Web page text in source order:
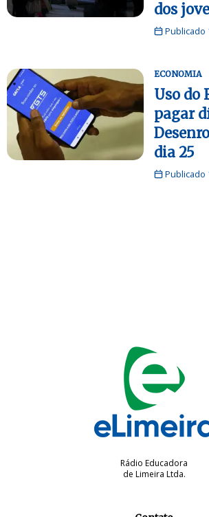
dos
Publicado
ECONOMIA
Uso do
pagar
dia 25
Publicado
Rádio Educadora
de Limeira Ltda.